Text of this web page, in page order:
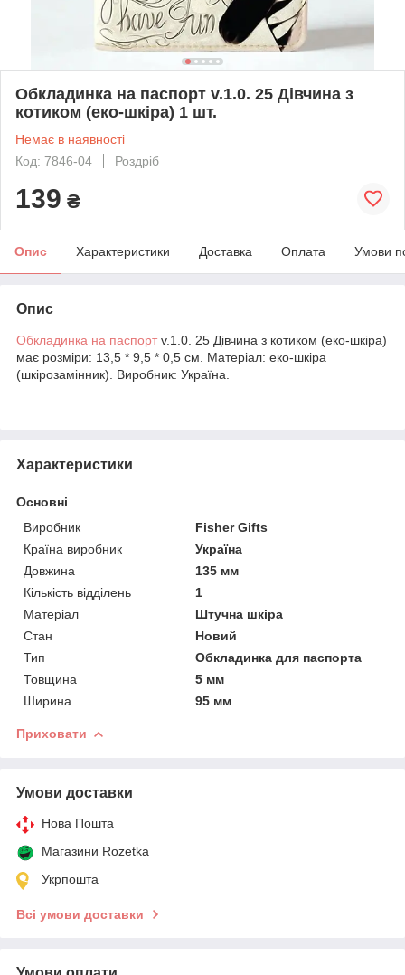
Обкладинка на паспорт v.1.0. 25 Дівчина з
котиком (еко-шкіра) 1 шт.
Немає в наявності
Код: 7846-04
Роздріб
139 ₴
Опис Характеристики Доставка Оплата Умови
Опис
Обкладинка на паспорт v.1.0. 25 Дівчина з котиком (еко-шкіра)
має розміри: 13,5 * 9,5 * 0,5 см. Матеріал: еко-шкіра
(шкірозамінник). Виробник: Україна.
Характеристики
Основні
Виробник
Fisher Gifts
Країна виробник
Україна
Довжина
135 мм
Кількість відділень
1
Матеріал
Штучна шкіра
Стан
Новий
Тип
Обкладинка для паспорта
Товщина
5 мм
Ширина
95 мм
Приховати
Умови доставки
Нова Пошта
Магазини Rozetka
Укрпошта
Всі умови доставки